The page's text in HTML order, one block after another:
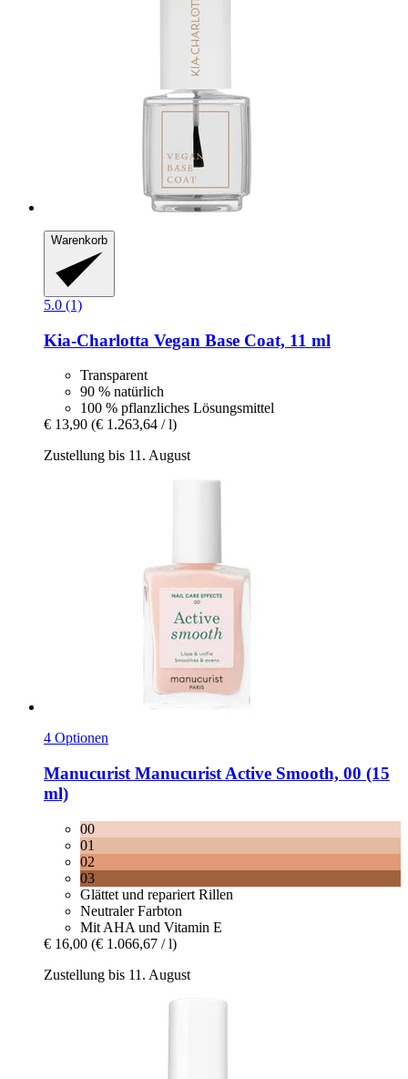
Warenkorb
5.0 (1)
Kia-Charlotta Vegan Base Coat, 11 ml
Transparent
90 % natürlich
100 % pflanzliches Lösungsmittel
€ 13,90 (€ 1.263,64 / l)
Zustellung bis 11. August
4 Optionen
Manucurist Manucurist Active Smooth, 00 (15
ml)
00
01
02
03
Glättet und repariert Rillen
Neutraler Farbton
Mit AHA und Vitamin E
€ 16,00 (€ 1.066,67 / l)
Zustellung bis 11. August